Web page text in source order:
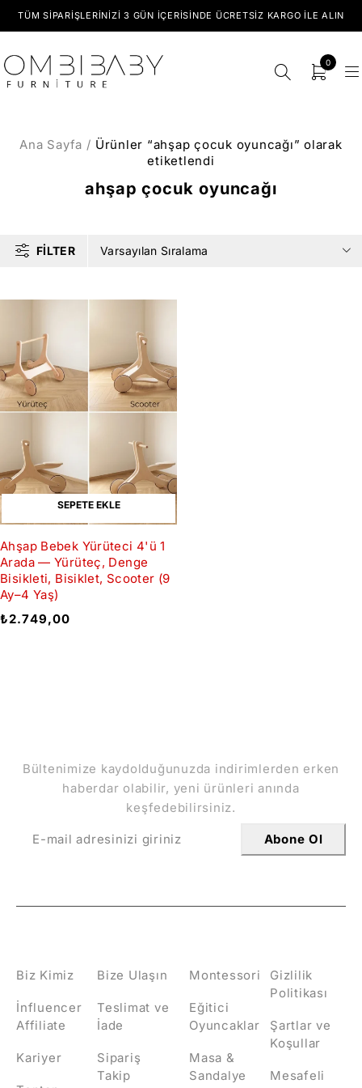
TÜM SIPARIŞLERINIZI 3 GÜN İÇERISINDE ÜCRETSIZ KARGO ILE ALIN
0
ahşap çocuk oyuncağı
Ana Sayfa / Ürünler “ahşap çocuk oyuncağı” olarak
etiketlendi
FILTER Varsayılan Sıralama
SEPETE EKLE
Ahşap Bebek Yürüteci 4'ü 1
Arada — Yürüteç, Denge
Bisikleti, Bisiklet, Scooter (9
Ay–4 Yaş)
₺2.749,00
Bültenimize kaydolduğunuzda indirimlerden erken
haberdar olabilir, yeni ürünleri anında
keşfedebilirsiniz.
Abone Ol
Bize Ulaşın
Teslimat ve
İade
Sipariş
Takip
Montessori
Eğitici
Oyuncaklar
Masa &
Sandalye
Biz Kimiz
İnfluencer
Affiliate
Kariyer
Gizlilik
Politikası
Şartlar ve
Koşullar
Mesafeli